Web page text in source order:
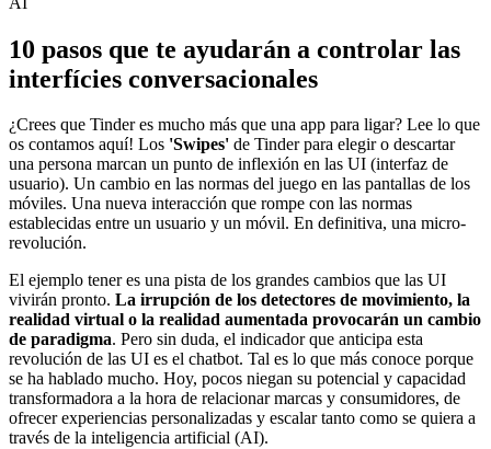
10 pasos que te ayudarán a controlar las
interfícies conversacionales
¿Crees que Tinder es mucho más que una app para ligar? Lee lo que
os contamos aquí! Los 'Swipes' de Tinder para elegir o descartar
una persona marcan un punto de inflexión en las UI (interfaz de
usuario). Un cambio en las normas del juego en las pantallas de los
móviles. Una nueva interacción que rompe con las normas
establecidas entre un usuario y un móvil. En definitiva, una micro-
revolución.
El ejemplo tener es una pista de los grandes cambios que las UI
vivirán pronto. La irrupción de los detectores de movimiento, la
realidad virtual o la realidad aumentada provocarán un cambio
de paradigma. Pero sin duda, el indicador que anticipa esta
revolución de las UI es el chatbot. Tal es lo que más conoce porque
se ha hablado mucho. Hoy, pocos niegan su potencial y capacidad
transformadora a la hora de relacionar marcas y consumidores, de
ofrecer experiencias personalizadas y escalar tanto como se quiera a
través de la inteligencia artificial (AI).